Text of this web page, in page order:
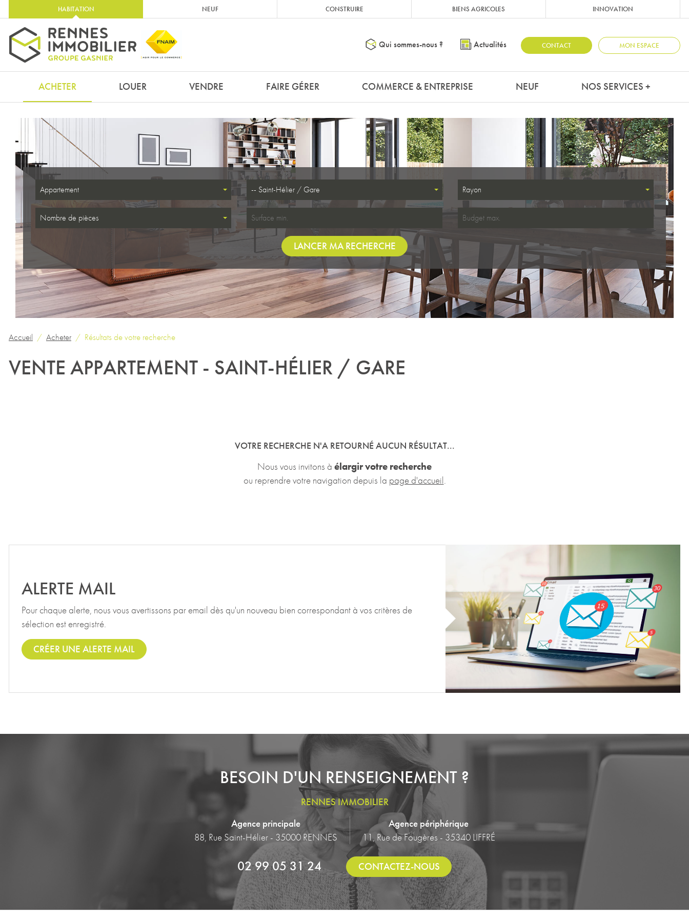
HABITATION NEUF CONSTRUIRE BIENS AGRICOLES INNOVATION
Qui sommes-nous ? Actualités CONTACT MON ESPACE
ACHETER LOUER VENDRE FAIRE GÉRER COMMERCE & ENTREPRISE NEUF NOS SERVICES +
Appartement -- Saint-Hélier / Gare Rayon
Nombre de pièces
LANCER MA RECHERCHE
Accueil Acheter Résultats de votre recherche
VENTE APPARTEMENT - SAINT-HÉLIER / GARE
VOTRE RECHERCHE N'A RETOURNÉ AUCUN RÉSULTAT...
Nous vous invitons à élargir votre recherche
ou reprendre votre navigation depuis la page d'accueil.
ALERTE MAIL
Pour chaque alerte, nous vous avertissons par email dès qu'un nouveau bien correspondant à vos critères de
sélection est enregistré.
CRÉER UNE ALERTE MAIL
BESOIN D'UN RENSEIGNEMENT ?
RENNES IMMOBILIER
Agence principale
88, Rue Saint-Hélier - 35000 RENNES
Agence périphérique
11, Rue de Fougères - 35340 LIFFRÉ
02 99 05 31 24 CONTACTEZ-NOUS